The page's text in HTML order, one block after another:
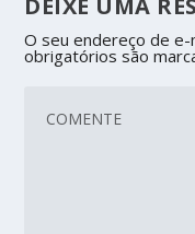
DEIXE UMA
O seu endereço de e-
obrigatórios são